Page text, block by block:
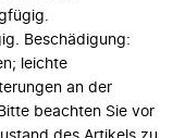
Beschädigung:
leichte
an der
beachten Sie vor